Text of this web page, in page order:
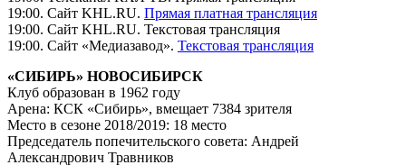
19:00. Сайт KHL.RU. Прямая платная трансляция
19:00. Сайт KHL.RU. Текстовая трансляция
19:00. Сайт «Медиазавод». Текстовая трансляция
«СИБИРЬ» НОВОСИБИРСК
Клуб образован в 1962 году
Арена: КСК «Сибирь», вмещает 7384 зрителя
Место в сезоне 2018/2019: 18 место
Председатель попечительского совета: Андрей
Александрович Травников